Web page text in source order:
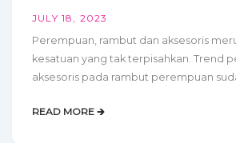
JULY 18, 2023
Perempuan, rambut dan aksesoris
kesatuan yang tak terpisahkan. Trend
aksesoris pada rambut perempuan
READ MORE 🡲